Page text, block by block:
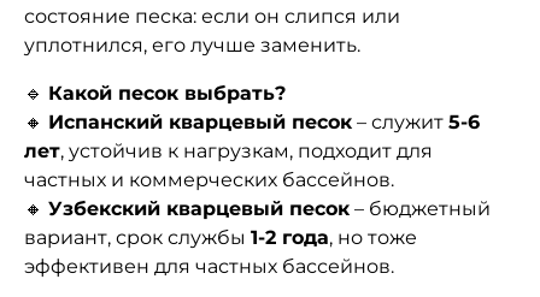
состояние песка: если он слипся или
уплотнился, его лучше заменить.
🔹 Какой песок выбрать?
🔸 Испанский кварцевый песок – служит 5-6
лет, устойчив к нагрузкам, подходит для
частных и коммерческих бассейнов.
🔸 Узбекский кварцевый песок – бюджетный
вариант, срок службы 1-2 года, но тоже
эффективен для частных бассейнов.